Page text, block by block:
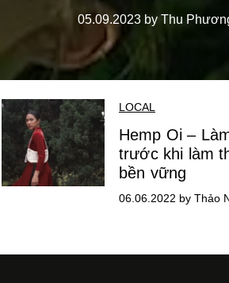
05.09.2023 by Thu
LOCAL
Hemp Oi –
trước khi làm
bền vững
06.06.2022 by Thảo